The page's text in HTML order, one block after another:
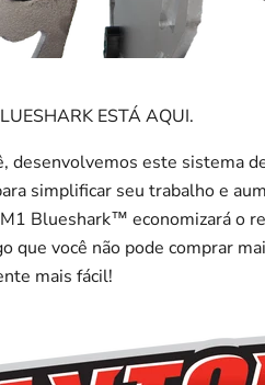
ESTÁ AQUI.
desenvolvemos este sistema
simplificar seu trabalho e
Blueshark™ economizará o
que você não pode comprar
mais fácil!